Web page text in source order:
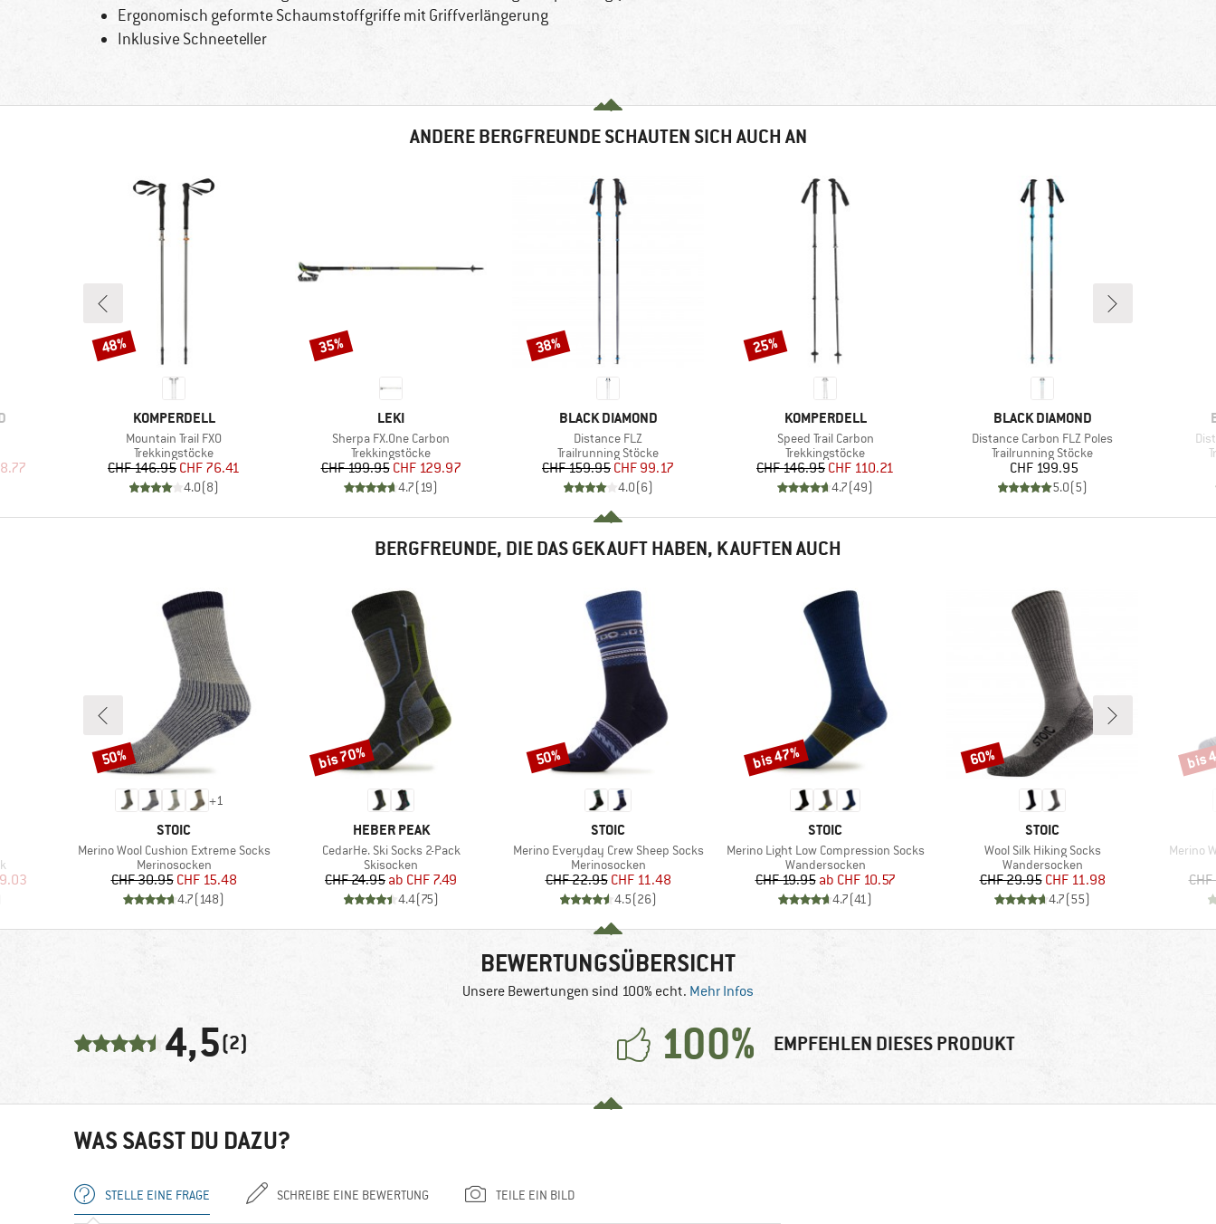
Ergonomisch geformte Schaumstoffgriffe mit Griffverlängerung
Inklusive Schneeteller
ANDERE BERGFREUNDE SCHAUTEN SICH AUCH AN
Preis
MARKE
KOMPERDELL
Artikel
Mountain Trail FXO
Produktgruppe
Trekkingstöcke
Preis
CHF 146.95reduzierter Preis
CHF 76.41
4.0(8)
Rabatt
48%
MARKE
LEKI
Artikel
Sherpa FX.One Carbon
Produktgruppe
Trekkingstöcke
Preis
CHF 199.95reduzierter Preis
CHF 129.97
4.7(19)
Rabatt
35%
MARKE
BLACK DIAMOND
Artikel
Distance FLZ
Produktgruppe
Trailrunning Stöcke
Preis
CHF 159.95reduzierter Preis
CHF 99.17
4.0(6)
Rabatt
38%
MARKE
KOMPERDELL
Artikel
Speed Trail Carbon
Produktgruppe
Trekkingstöcke
Preis
CHF 146.95reduzierter Preis
CHF 110.21
4.7(49)
Rabatt
25%
MARKE
BLACK DIAMOND
Artikel
Distance Carbon FLZ Poles
Produktgruppe
Trailrunning Stöcke
Preis
CHF 199.95
5.0(5)
BERGFREUNDE, DIE DAS GEKAUFT HABEN, KAUFTEN AUCH
Preis
+1
MARKE
STOIC
Artikel
Merino Wool Cushion Extreme Socks
Produktgruppe
Merinosocken
Preis
CHF 30.95reduzierter Preis
CHF 15.48
4.7(148)
Rabatt
50%
MARKE
HEBER PEAK
Artikel
CedarHe. Ski Socks 2-Pack
Produktgruppe
Skisocken
Preis
CHF 24.95 reduzierter Preis
ab CHF 7.49
4.4(75)
Rabatt
bis 70%
MARKE
STOIC
Artikel
Merino Everyday Crew Sheep Socks
Produktgruppe
Merinosocken
Preis
CHF 22.95reduzierter Preis
CHF 11.48
4.5(26)
Rabatt
50%
MARKE
STOIC
Artikel
Merino Light Low Compression Socks
Produktgruppe
Wandersocken
Preis
CHF 19.95 reduzierter Preis
ab CHF 10.57
4.7(41)
Rabatt
bis 47%
MARKE
STOIC
Artikel
Wool Silk Hiking Socks
Produktgruppe
Wandersocken
Preis
CHF 29.95reduzierter Preis
CHF 11.98
4.7(55)
Rabatt
60%
Artikel
Merino
bis
BEWERTUNGSÜBERSICHT
Unsere Bewertungen sind 100% echt. Mehr Infos
4,5(2) 100% EMPFEHLEN DIESES PRODUKT
WAS SAGST DU DAZU?
STELLE EINE FRAGE SCHREIBE EINE BEWERTUNG TEILE EIN BILD